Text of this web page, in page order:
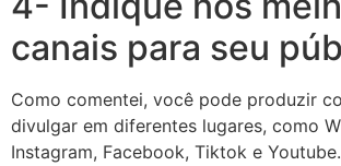
canais para seu
Como comentei, você pode produzir
divulgar em diferentes lugares, como
Instagram, Facebook, Tiktok e